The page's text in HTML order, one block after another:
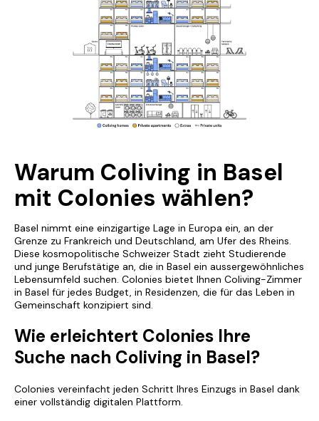
Warum Coliving in Basel
mit Colonies wählen?
Basel nimmt eine einzigartige Lage in Europa ein, an der
Grenze zu Frankreich und Deutschland, am Ufer des Rheins.
Diese kosmopolitische Schweizer Stadt zieht Studierende
und junge Berufstätige an, die in Basel ein aussergewöhnliches
Lebensumfeld suchen. Colonies bietet Ihnen Coliving-Zimmer
in Basel für jedes Budget, in Residenzen, die für das Leben in
Gemeinschaft konzipiert sind.
Wie erleichtert Colonies Ihre
Suche nach Coliving in Basel?
Colonies vereinfacht jeden Schritt Ihres Einzugs in Basel dank
einer vollständig digitalen Plattform.